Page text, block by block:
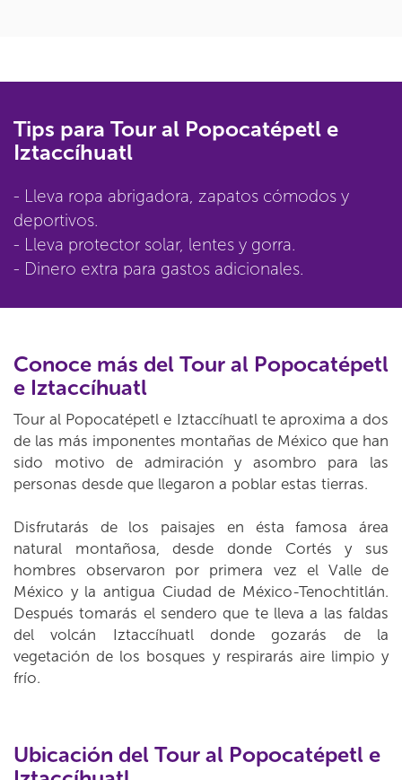
Tips para Tour al Popocatépetl e
Iztaccíhuatl
- Lleva ropa abrigadora, zapatos cómodos y
deportivos.
- Lleva protector solar, lentes y gorra.
- Dinero extra para gastos adicionales.
Conoce más del Tour al Popocatépetl
e Iztaccíhuatl
Tour al Popocatépetl e Iztaccíhuatl te aproxima a dos
de las más imponentes montañas de México que han
sido motivo de admiración y asombro para las
personas desde que llegaron a poblar estas tierras.
Disfrutarás de los paisajes en ésta famosa área
natural montañosa, desde donde Cortés y sus
hombres observaron por primera vez el Valle de
México y la antigua Ciudad de México-Tenochtitlán.
Después tomarás el sendero que te lleva a las faldas
del volcán Iztaccíhuatl donde gozarás de la
vegetación de los bosques y respirarás aire limpio y
frío.
Ubicación del Tour al Popocatépetl e